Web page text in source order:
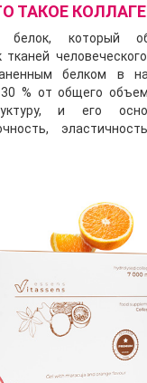
ТАКОЕ
который
тканей
белком в
30 % от общего
и его